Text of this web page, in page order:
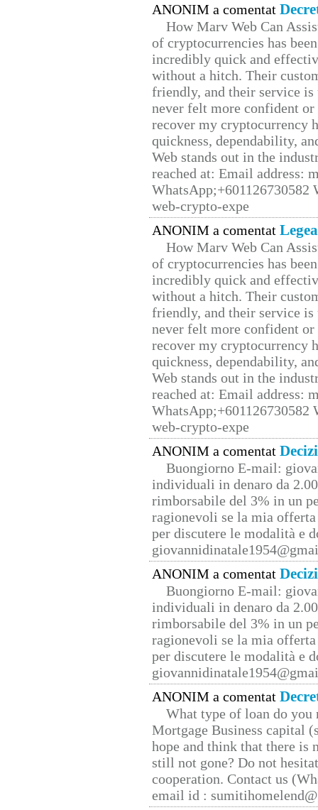
ANONIM a comentat
How Marv Web Can
of cryptocurrencies has
incredibly quick and
without a hitch. Their
friendly, and their service
never felt more confident
recover my cryptocurrency
quickness, dependability,
Web stands out in the
reached at: Email address:
web-crypto-expe
ANONIM a comentat
How Marv Web Can
of cryptocurrencies has
incredibly quick and
without a hitch. Their
friendly, and their service
never felt more confident
recover my cryptocurrency
quickness, dependability,
Web stands out in the
reached at: Email address:
web-crypto-expe
ANONIM a comentat
Buongiorno E-mail:
individuali in denaro da
rimborsabile del 3% in un
ragionevoli se la mia
per discutere le modalità e
ANONIM a comentat
Buongiorno E-mail:
individuali in denaro da
rimborsabile del 3% in un
ragionevoli se la mia
per discutere le modalità e
ANONIM a comentat
What type of loan do you
Mortgage Business capital
hope and think that there is
still not gone? Do not
cooperation. Contact us
email id :